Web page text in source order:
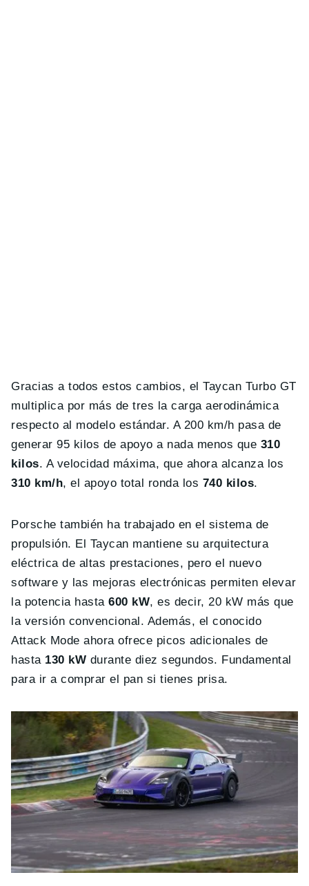
Gracias a todos estos cambios, el Taycan Turbo GT
multiplica por más de tres la carga aerodinámica
respecto al modelo estándar. A 200 km/h pasa de
generar 95 kilos de apoyo a nada menos que 310
kilos. A velocidad máxima, que ahora alcanza los
310 km/h, el apoyo total ronda los 740 kilos.
Porsche también ha trabajado en el sistema de
propulsión. El Taycan mantiene su arquitectura
eléctrica de altas prestaciones, pero el nuevo
software y las mejoras electrónicas permiten elevar
la potencia hasta600 kW, es decir, 20 kW más que
la versión convencional. Además, el conocido
Attack Mode ahora ofrece picos adicionales de
hasta 130 kW durante diez segundos. Fundamental
para ir a comprar el pan si tienes prisa.